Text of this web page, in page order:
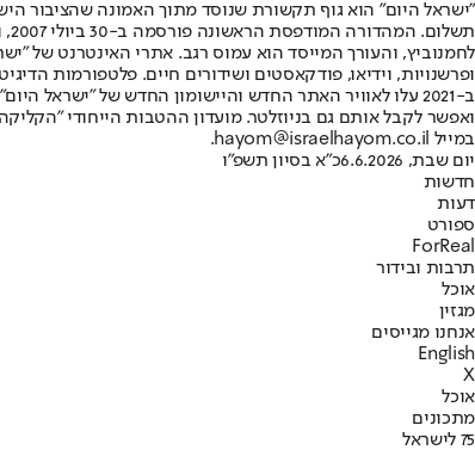
"ישראל היום" הוא גוף תקשורת שנוסד מתוך האמונה שהציבור
ופרשנויות, וידיאו, פודקאסטים ושידורים חיים. פלטפורמות
ב-2021 עלו לאוויר האתר החדש והיישומון החדש של
ואפשר לקבל אותם גם בניוזלטר. מועדון ההטבות הייחודי
במייל hayom@israelhayom.co.il.
יום שבת, 6.6.2026
כ"א בסיון תשפ"ו
חדשות
דעות
ספורט
ForReal
תרבות ובידור
אוכל
מגזין
אנחנו מגייסים
English
X
אוכל
מתכונים
75 לישראל